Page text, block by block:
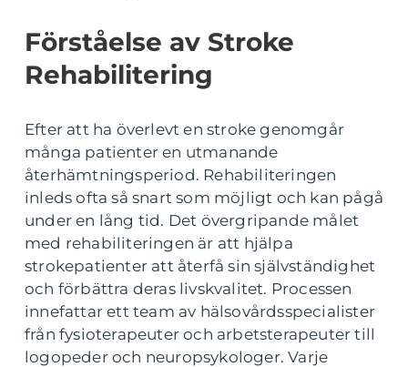
Förståelse av Stroke
Rehabilitering
Efter att ha överlevt en stroke genomgår
många patienter en utmanande
återhämtningsperiod. Rehabiliteringen
inleds ofta så snart som möjligt och kan pågå
under en lång tid. Det övergripande målet
med rehabiliteringen är att hjälpa
strokepatienter att återfå sin självständighet
och förbättra deras livskvalitet. Processen
innefattar ett team av hälsovårdsspecialister
från fysioterapeuter och arbetsterapeuter till
logopeder och neuropsykologer. Varje